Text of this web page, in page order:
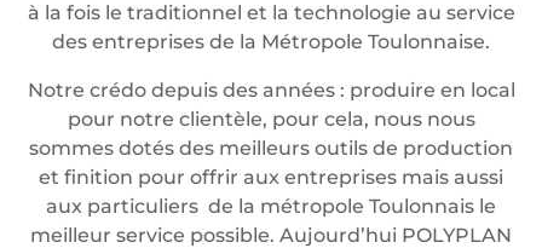
à la fois le traditionnel et la technologie au service
des entreprises de la Métropole Toulonnaise.
Notre crédo depuis des années : produire en local
pour notre clientèle, pour cela, nous nous
sommes dotés des meilleurs outils de production
et finition pour offrir aux entreprises mais aussi
aux particuliers de la métropole Toulonnais le
meilleur service possible. Aujourd’hui POLYPLAN